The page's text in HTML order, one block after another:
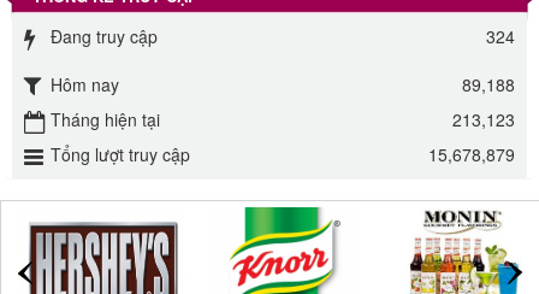
Đường mía thiên nhiên Biên Hòa gói 1kg
ĐƯỜNG SẠCH CÔ BA BIÊN HÒA 1KG
27.000 VND
Đang truy cập
324
Hôm nay
89,188
Tháng hiện tại
213,123
Tổng lượt truy cập
15,678,879